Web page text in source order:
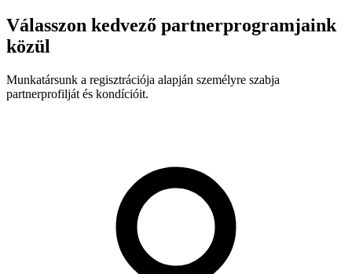
Válasszon kedvező partnerprogramjaink
közül
Munkatársunk a regisztrációja alapján személyre szabja
partnerprofilját és kondícióit.